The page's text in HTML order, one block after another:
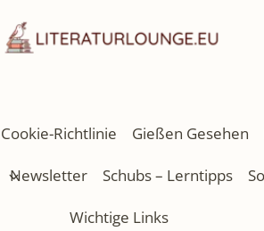
Cookie-Richtlinie Gießen Gesehen
Newsletter Schubs – Lerntipps
Wichtige Links